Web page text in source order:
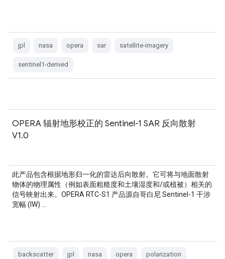
jpl nasa opera sar satellite-imagery
sentinel1-derived
OPERA 辐射地形校正的 Sentinel-1 SAR 反向散射
V1.0
此产品包含根据地形归一化的雷达后向散射。它可将与地面散射
物体的物理属性（例如表面粗糙度和土壤湿度和/或植被）相关的
信号映射出来。OPERA RTC-S1 产品源自哥白尼 Sentinel-1 干涉
宽幅 (IW) …
backscatter jpl nasa opera polarization